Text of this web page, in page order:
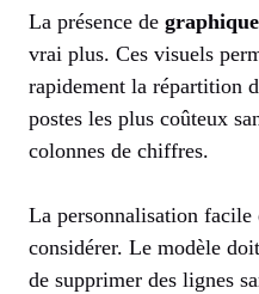
La présence de
vrai plus. Ces visuels
rapidement la répartition
postes les plus coûteux
colonnes de chiffres.
La personnalisation facile
considérer. Le modèle
de supprimer des lignes